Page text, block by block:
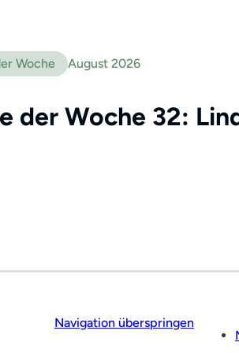
Woche August 2026
der Woche 32:
Navigation überspringen